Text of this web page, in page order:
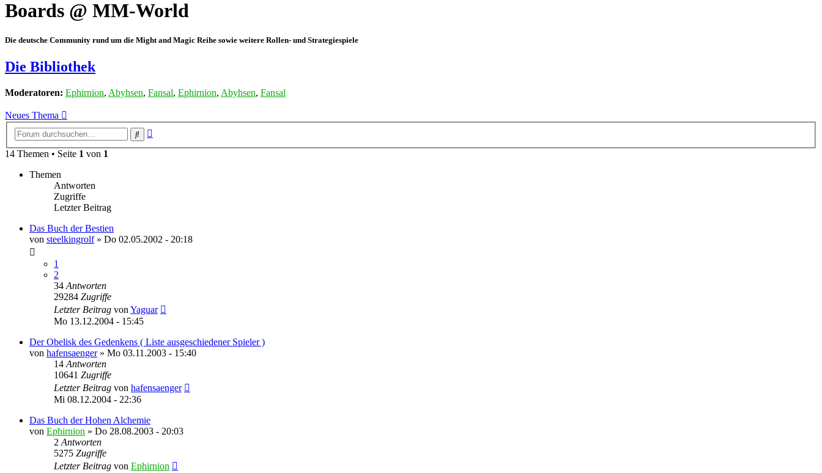
Boards @ MM-World
Die deutsche Community rund um die Might and Magic Reihe sowie weitere Rollen- und Strategiespiele
Die Bibliothek
Moderatoren: Ephirnion, Abyhsen, Fansal, Ephirnion, Abyhsen, Fansal
Neues Thema
Suche
14 Themen • Seite 1 von 1
Themen
Antworten
Zugriffe
Letzter Beitrag
Das Buch der Bestien
von steelkingrolf» Do 02.05.2002 - 20:18
1
2
34 Antworten
29284 Zugriffe
Letzter Beitrag von Yaguar
Mo 13.12.2004 - 15:45
Der Obelisk des Gedenkens ( Liste ausgeschiedener Spieler )
von hafensaenger» Mo 03.11.2003 - 15:40
14 Antworten
10641 Zugriffe
Letzter Beitrag von hafensaenger
Mi 08.12.2004 - 22:36
Das Buch der Hohen Alchemie
von Ephirnion » Do 28.08.2003 - 20:03
2 Antworten
5275 Zugriffe
Letzter Beitrag von Ephirnion